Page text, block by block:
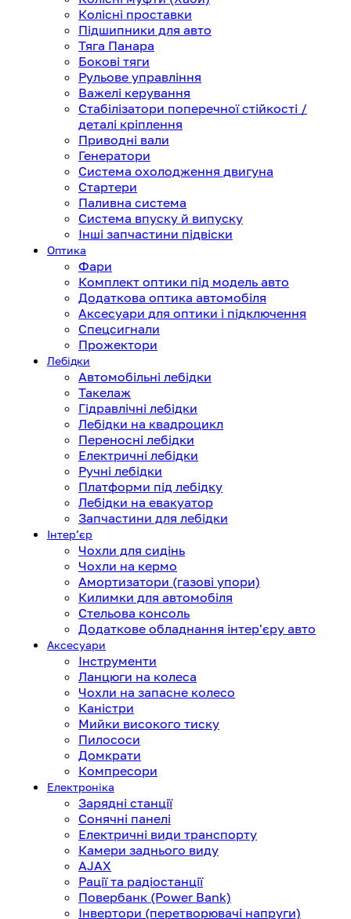
Колісні проставки
Підшипники для авто
Тяга Панара
Бокові тяги
Рульове управління
Важелі керування
Стабілізатори поперечної стійкості /
деталі кріплення
Приводні вали
Генератори
Система охолодження двигуна
Стартери
Паливна система
Система впуску й випуску
Інші запчастини підвіски
Оптика
Фари
Комплект оптики під модель авто
Додаткова оптика автомобіля
Аксесуари для оптики і підключення
Спецсигнали
Прожектори
Лебідки
Автомобільні лебідки
Такелаж
Гідравлічні лебідки
Лебідки на квадроцикл
Переносні лебідки
Електричні лебідки
Ручні лебідки
Платформи під лебідку
Лебідки на евакуатор
Запчастини для лебідки
Інтерʼєр
Чохли для сидінь
Чохли на кермо
Амортизатори (газові упори)
Килимки для автомобіля
Стельова консоль
Додаткове обладнання інтер'єру авто
Аксесуари
Інструменти
Ланцюги на колеса
Чохли на запасне колесо
Каністри
Мийки високого тиску
Пилососи
Домкрати
Компресори
Електроніка
Зарядні станції
Сонячні панелі
Електричні види транспорту
Камери заднього виду
AJAX
Рації та радіостанції
Повербанк (Power Bank)
Інвертори (перетворювачі напруги)